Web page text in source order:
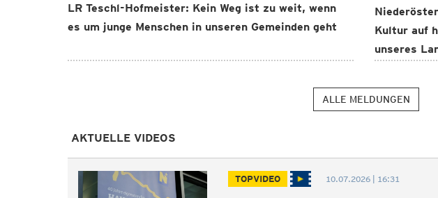
LR Teschl-Hofmeister: Kein Weg ist zu weit, wenn
es um junge Menschen in unseren Gemeinden geht
Kultur auf
unseres
ALLE MELDUNGEN
AKTUELLE VIDEOS
TOPVIDEO 10.07.2026 | 16:31